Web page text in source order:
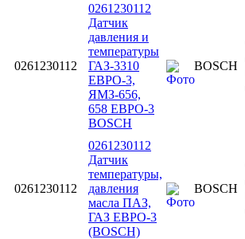
0261230112
0261230112
Датчик
давления и
температуры
ГАЗ-3310
ЕВРО-3,
ЯМЗ-656,
658 ЕВРО-3
BOSCH
BOSCH
0261230112
0261230112
Датчик
температуры,
давления
масла ПАЗ,
ГАЗ ЕВРО-3
(BOSCH)
BOSCH